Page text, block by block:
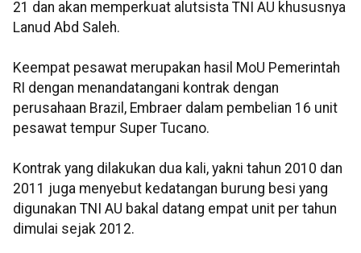
21 dan akan memperkuat alutsista TNI AU khususnya
Lanud Abd Saleh.
Keempat pesawat merupakan hasil MoU Pemerintah
RI dengan menandatangani kontrak dengan
perusahaan Brazil, Embraer dalam pembelian 16 unit
pesawat tempur Super Tucano.
Kontrak yang dilakukan dua kali, yakni tahun 2010 dan
2011 juga menyebut kedatangan burung besi yang
digunakan TNI AU bakal datang empat unit per tahun
dimulai sejak 2012.